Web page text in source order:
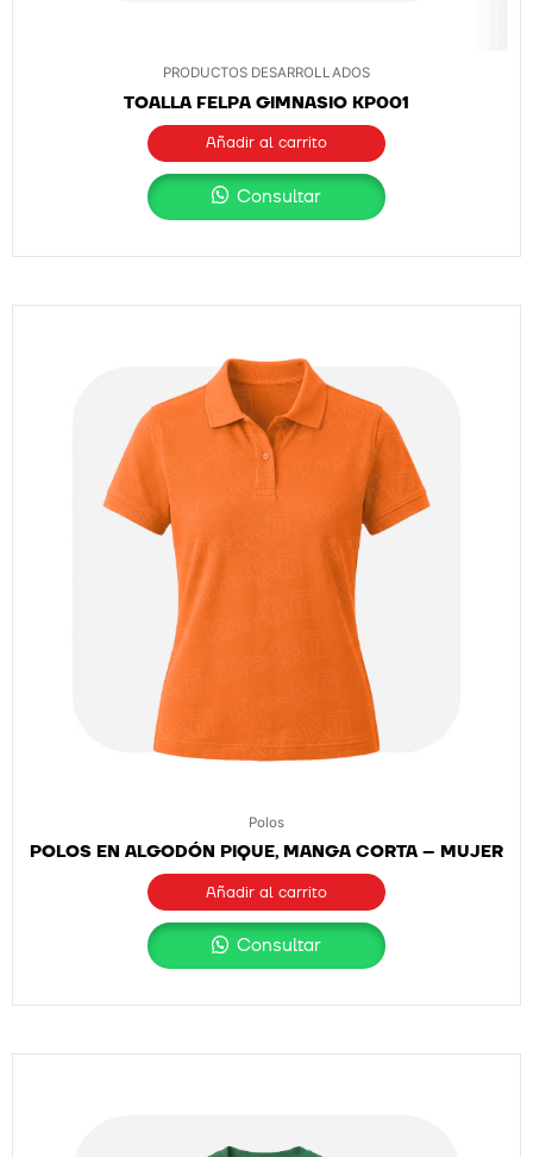
PRODUCTOS DESARROLLADOS
TOALLA FELPA GIMNASIO KP001
Añadir al carrito
Consultar
Polos
POLOS EN ALGODÓN PIQUE, MANGA CORTA – MUJER
Añadir al carrito
Consultar